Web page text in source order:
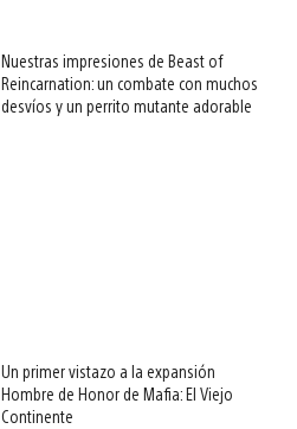
Nuestras impresiones de Beast of
Reincarnation: un combate con muchos
desvíos y un perrito mutante adorable
Un primer vistazo a la expansión
Hombre de Honor de Mafia: El Viejo
Continente